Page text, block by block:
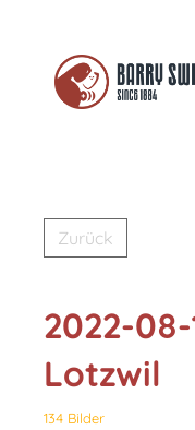
Zurück
2022-
Lotzwil
134 Bilder